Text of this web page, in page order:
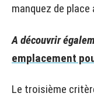
manquez de place
A découvrir
emplacement
Le troisième